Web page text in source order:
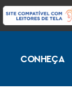
CONHEÇA